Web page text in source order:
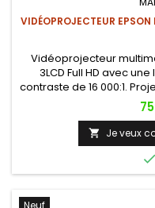
VIDÉOPROJECTEUR
Vidéoprojecteur
3LCD Full HD avec
contraste de 16 000:1.
Apple AirPlay 2, pour
nettes
 Je veux

Neuf